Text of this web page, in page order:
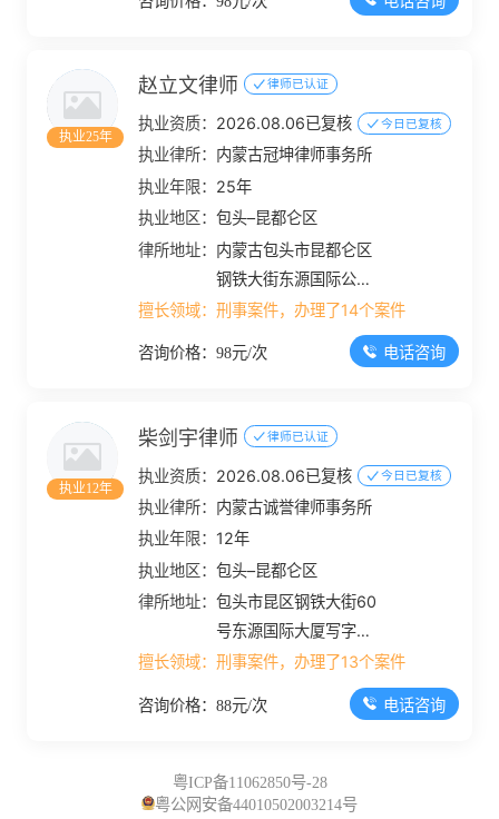
执业25年
赵立文律师 律师已认证
执业资质： 2026.08.06已复核 今日已复核
执业律所： 内蒙古冠坤律师事务所
执业年限： 25年
执业地区：包头–昆都仑区
律所地址： 内蒙古包头市昆都仑区
钢铁大街东源国际公寓2
单元804号
擅长领域：刑事案件，办理了14个案件
咨询价格：98元/次 电话咨询
执业12年
柴剑宇律师 律师已认证
执业资质： 2026.08.06已复核 今日已复核
执业律所： 内蒙古诚誉律师事务所
执业年限： 12年
执业地区：包头–昆都仑区
律所地址：包头市昆区钢铁大街60
号东源国际大厦写字楼
十层
擅长领域：刑事案件，办理了13个案件
咨询价格：88元/次 电话咨询
粤ICP备11062850号-28
粤公网安备44010502003214号